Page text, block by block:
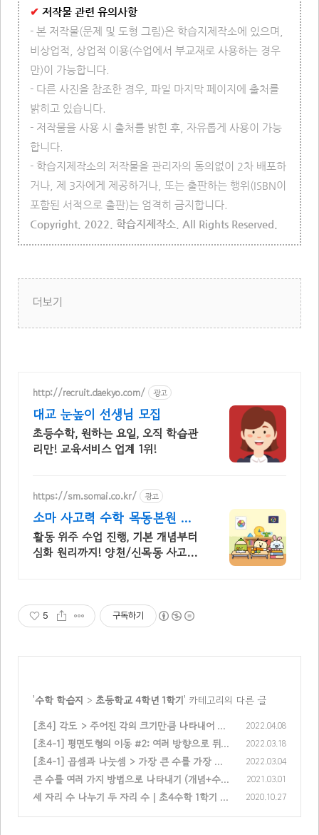
✔ 저작물 관련 유의사항
- 본 저작물(문제 및 도형 그림)은 학습지제작소에 있으며,
비상업적, 상업적 이용(수업에서 부교재로 사용하는 경우
만)이 가능합니다.
- 다른 사진을 참조한 경우, 파일 마지막 페이지에 출처를
밝히고 있습니다.
- 저작물을 사용 시 출처를 밝힌 후, 자유롭게 사용이 가능
합니다.
- 학습지제작소의 저작물을 관리자의 동의없이 2차 배포하
거나, 제 3자에게 제공하거나, 또는 출판하는 행위(ISBN이
포함된 서적으로 출판)는 엄격히 금지합니다.
Copyright. 2022. 학습지제작소. All Rights Reserved.
더보기
http://recruit.daekyo.com/ 광고
대교 눈높이 선생님 모집
초등수학, 원하는 요일, 오직 학습관
리만! 교육서비스 업계 1위!
https://sm.somai.co.kr/ 광고
소마 사고력 수학 목동본원 창
의사고력부터 문제해결력까지
활동 위주 수업 진행, 기본 개념부터
심화 원리까지! 양천/신목동 사고력
5 구독하기
'수학 학습지 > 초등학교 4학년 1학기' 카테고리의 다른 글
[초4] 각도 > 주어진 각의 크기만큼 나타내어 볼
까요, 각 그리는 법(개념+수학문제)
(0)
2022.04.08
[초4-1] 평면도형의 이동 #2: 여러 방향으로 뒤집
기
(0)
2022.03.18
[초4-1] 곱셈과 나눗셈 > 가장 큰 수를 가장 작
은 수로 나누기 | 수학 연습문제 15문제
(0)
2022.03.04
큰 수를 여러 가지 방법으로 나타내기 (개념+수
학문제)
(0)
2021.03.01
세 자리 수 나누기 두 자리 수 | 초4수학 1학기 2020.10.27